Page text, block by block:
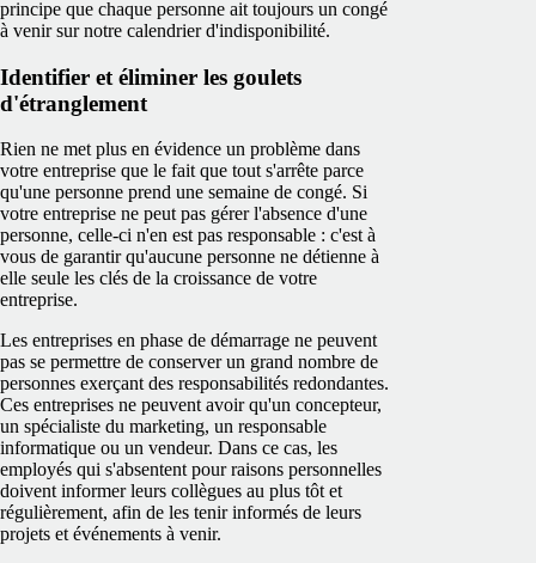
principe que chaque personne ait toujours un congé
à venir sur notre calendrier d'indisponibilité.
Identifier et éliminer les goulets
d'étranglement
Rien ne met plus en évidence un problème dans
votre entreprise que le fait que tout s'arrête parce
qu'une personne prend une semaine de congé. Si
votre entreprise ne peut pas gérer l'absence d'une
personne, celle-ci n'en est pas responsable : c'est à
vous de garantir qu'aucune personne ne détienne à
elle seule les clés de la croissance de votre
entreprise.
Les entreprises en phase de démarrage ne peuvent
pas se permettre de conserver un grand nombre de
personnes exerçant des responsabilités redondantes.
Ces entreprises ne peuvent avoir qu'un concepteur,
un spécialiste du marketing, un responsable
informatique ou un vendeur. Dans ce cas, les
employés qui s'absentent pour raisons personnelles
doivent informer leurs collègues au plus tôt et
régulièrement, afin de les tenir informés de leurs
projets et événements à venir.